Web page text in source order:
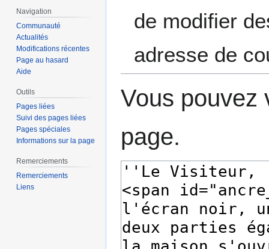
de modifier
adresse de
Vous pouvez
page.
Navigation
Communauté
Actualités
Modifications récentes
Page au hasard
Aide
Outils
Pages liées
Suivi des pages liées
Pages spéciales
Informations sur la page
Remerciements
Remerciements
Liens